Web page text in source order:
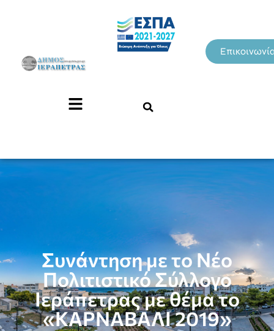
Συνάντηση με το Νέο
Πολιτιστικό Σύλλογο
Ιεράπετρας με θέμα το
«ΚΑΡΝΑΒΑΛΙ 2019»